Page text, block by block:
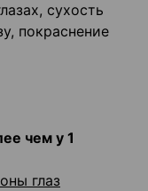
сухость
покраснение
чем у 1
глаз